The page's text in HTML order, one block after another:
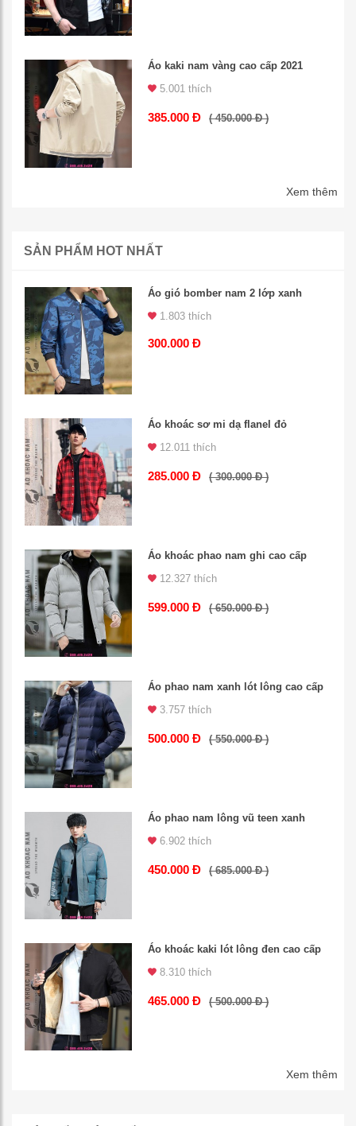
Áo kaki nam vàng cao cấp 2021
5.001 thích
385.000 Đ ( 450.000 Đ )
Xem thêm
SẢN PHẨM HOT NHẤT
Áo gió bomber nam 2 lớp xanh
1.803 thích
300.000 Đ
Áo khoác sơ mi dạ flanel đỏ
12.011 thích
285.000 Đ ( 300.000 Đ )
Áo khoác phao nam ghi cao cấp
12.327 thích
599.000 Đ ( 650.000 Đ )
Áo phao nam xanh lót lông cao cấp
3.757 thích
500.000 Đ ( 550.000 Đ )
Áo phao nam lông vũ teen xanh
6.902 thích
450.000 Đ ( 685.000 Đ )
Áo khoác kaki lót lông đen cao cấp
8.310 thích
465.000 Đ ( 500.000 Đ )
Xem thêm